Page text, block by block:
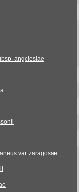
angelesiae
var. zaragosae